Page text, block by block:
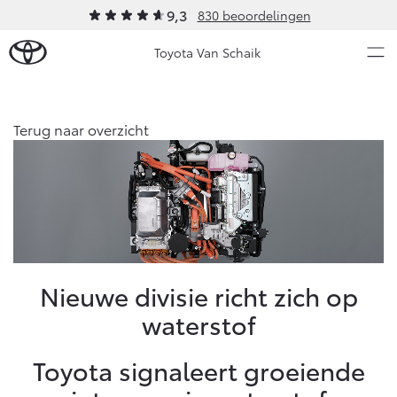
9,3 830 beoordelingen
Toyota Van Schaik
Onze medewerkers
Contact en Route
Vacatures
Vanaf € 23.750,-
Yaris
HYBRIDE
Vanaf € 27.195,-
Diensten
Terug naar overzicht
Nieuwe divisie richt zich op
waterstof
Toyota signaleert groeiende